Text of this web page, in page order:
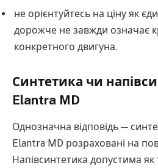
не орієнтуйтесь на ціну як
дорожче не завжди означає
конкретного двигуна.
Синтетика чи
Elantra MD
Однозначна відповідь —
Elantra MD розраховані на
Напівсинтетика допустима